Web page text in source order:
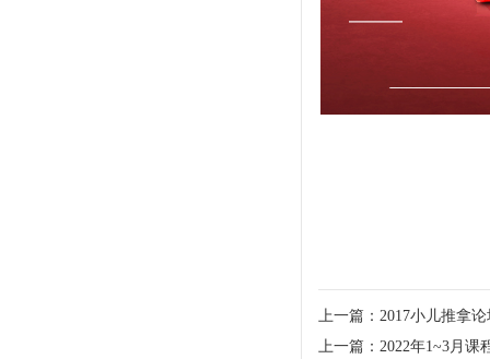
上一篇： 2017小儿推拿
上一篇： 2022年1~3月课